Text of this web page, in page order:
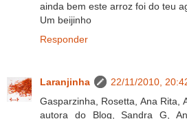
ainda bem este arroz foi do teu
Um beijinho
Responder
Laranjinha
22/11/2010,
Gasparzinha, Rosetta, Ana Rita,
autora do Blog, Sandra G,